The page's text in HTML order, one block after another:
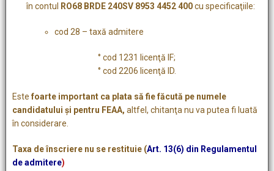
în contul RO68 BRDE 240SV 8953 4452 400cu specificaţiile:
cod 28 – taxă admitere
° cod 1231 licenţă IF;
° cod 2206 licenţă ID.
Estefoarte important ca plata să fie făcută pe numele
candidatului și pentru FEAA, altfel, chitanţa nu va putea fi luată
în considerare.
Taxa de înscriere nu se restituie (Art. 13(6) din Regulamentul
de admitere)